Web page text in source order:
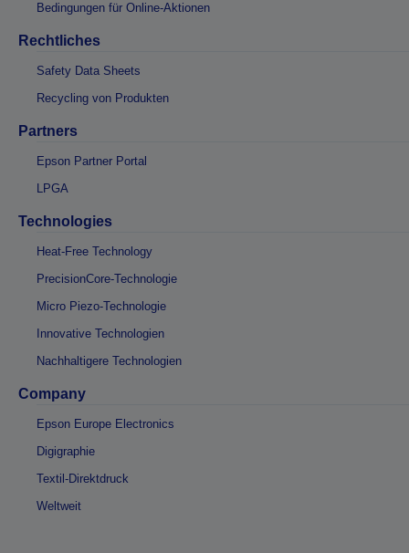
Bedingungen für Online-Aktionen
Rechtliches
Safety Data Sheets
Recycling von Produkten
Partners
Epson Partner Portal
LPGA
Technologies
Heat-Free Technology
PrecisionCore-Technologie
Micro Piezo-Technologie
Innovative Technologien
Nachhaltigere Technologien
Company
Epson Europe Electronics
Digigraphie
Textil-Direktdruck
Weltweit